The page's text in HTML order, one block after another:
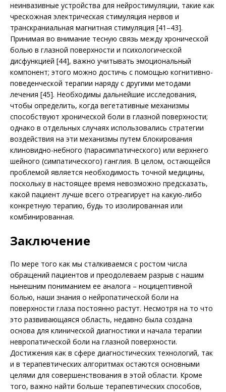
неинвазивные устройства для нейростимуляции, такие как
чрескожная электрическая стимуляция нервов и
транскраниальная магнитная стимуляция [41–43].
Принимая во внимание тесную связь между хронической
болью в глазной поверхности и психологической
дисфункцией [44], важно учитывать эмоциональный
компонент; этого можно достичь с помощью когнитивно-
поведенческой терапии наряду с другими методами
лечения [45]. Необходимы дальнейшие исследования,
чтобы определить, когда вегетативные механизмы
способствуют хронической боли в глазной поверхности;
однако в отдельных случаях использовались стратегии
воздействия на эти механизмы путем блокирования
клиновидно-небного (парасимпатического) или верхнего
шейного (симпатического) ганглия. В целом, остающейся
проблемой является необходимость точной медицины,
поскольку в настоящее время невозможно предсказать,
какой пациент лучше всего отреагирует на какую-либо
конкретную терапию, будь то изолированная или
комбинированная.
Заключение
По мере того как мы сталкиваемся с ростом числа
обращений пациентов и преодолеваем разрыв с нашим
нынешним пониманием ее аналога – ноцицептивной
болью, наши знания о нейропатической боли на
поверхности глаза постоянно растут. Несмотря на то что
это развивающаяся область, недавно была создана
основа для клинической диагностики и начала терапии
невропатической боли на глазной поверхности.
Достижения как в сфере диагностических технологий, так
и в терапевтических алгоритмах остаются основными
целями для совершенствования в этой области. Кроме
того, важно найти больше терапевтических способов,